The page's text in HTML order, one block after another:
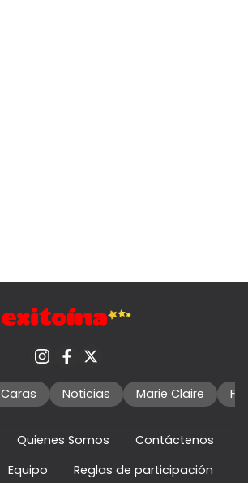
Caras Noticias Marie Claire
Quienes Somos
Contáctenos
Equipo Reglas de participación